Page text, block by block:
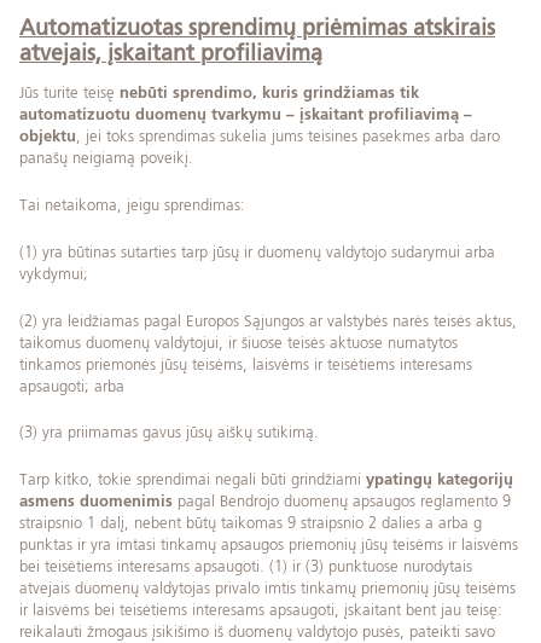
Automatizuotas sprendimų priėmimas atskirais
atvejais, įskaitant profiliavimą
Jūs turite teisę nebūti sprendimo, kuris grindžiamas tik
automatizuotu duomenų tvarkymu – įskaitant profiliavimą –
objektu, jei toks sprendimas sukelia jums teisines pasekmes arba daro
panašų neigiamą poveikį.
Tai netaikoma, jeigu sprendimas:
(1) yra būtinas sutarties tarp jūsų ir duomenų valdytojo sudarymui arba
vykdymui;
(2) yra leidžiamas pagal Europos Sąjungos ar valstybės narės teisės aktus,
taikomus duomenų valdytojui, ir šiuose teisės aktuose numatytos
tinkamos priemonės jūsų teisėms, laisvėms ir teisėtiems interesams
apsaugoti; arba
(3) yra priimamas gavus jūsų aiškų sutikimą.
Tarp kitko, tokie sprendimai negali būti grindžiami ypatingų kategorijų
asmens duomenimis pagal Bendrojo duomenų apsaugos reglamento 9
straipsnio 1 dalį, nebent būtų taikomas 9 straipsnio 2 dalies a arba g
punktas ir yra imtasi tinkamų apsaugos priemonių jūsų teisėms ir laisvėms
bei teisėtiems interesams apsaugoti. (1) ir (3) punktuose nurodytais
atvejais duomenų valdytojas privalo imtis tinkamų priemonių jūsų teisėms
ir laisvėms bei teisėtiems interesams apsaugoti, įskaitant bent jau teisę:
reikalauti žmogaus įsikišimo iš duomenų valdytojo pusės, pateikti savo